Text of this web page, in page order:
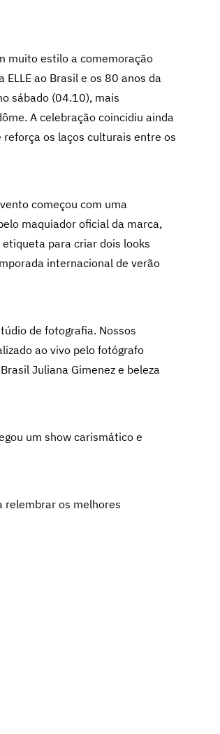
muito estilo a comemoração
ao Brasil e os 80 anos da
sábado (04.10), mais
A celebração coincidiu ainda
reforça os laços culturais entre os
começou com uma
maquiador oficial da marca,
para criar dois looks
internacional de verão
de fotografia. Nossos
ao vivo pelo fotógrafo
Juliana Gimenez e beleza
um show carismático e
relembrar os melhores